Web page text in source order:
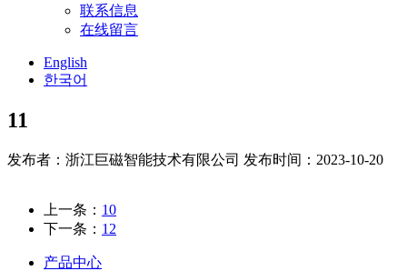
联系信息
在线留言
English
한국어
11
发布者：浙江巨磁智能技术有限公司 发布时间：2023-10-20
上一条： 10
下一条： 12
产品中心